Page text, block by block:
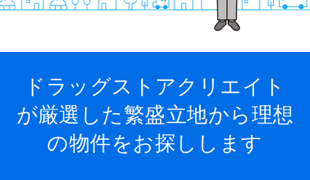
ドラッグストアクリエイト
が厳選した繁盛立地から理想
の物件をお探しします